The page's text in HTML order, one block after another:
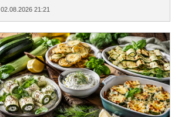
02.08.2026 21:21